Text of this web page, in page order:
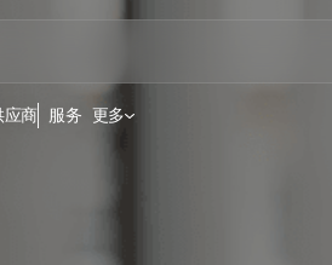
应商 服务 更多